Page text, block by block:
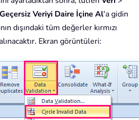
Geçersiz Veriyi Daire İçine Al'a gidin
dışındaki tüm değerler kırmızı
Ekran görüntüleri: